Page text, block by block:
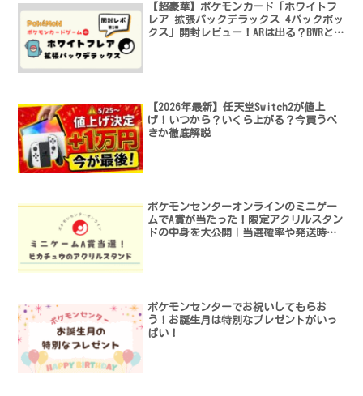
【超豪華】ポケモンカード「ホワイトフ
レア 拡張パックデラックス 4パックボッ
クス」開封レビュー！ARは出る？BWRと
【2026年最新】任天堂Switch2が値上
げ！いつから？いくら上がる？今買うべ
きか徹底解説
ポケモンセンターオンラインのミニゲー
ムでA賞が当たった！限定アクリルスタン
ドの中身を大公開｜当選確率や発送時期
ポケモンセンターでお祝いしてもらお
う！お誕生月は特別なプレゼントがいっ
ぱい！